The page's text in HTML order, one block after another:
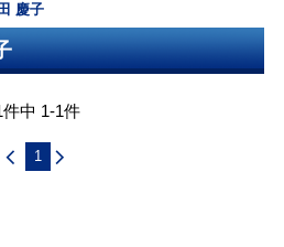
慶子
件中 1-1件
1